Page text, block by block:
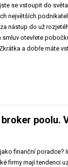
se vstoupit do
největších
nástup do už
smluv otevřete
a dobře máte
poolu.
finanční poradce?
firmy mají tendenci